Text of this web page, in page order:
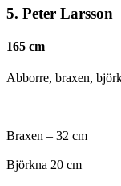
5. Peter Larsson
165 cm
Abborre, braxen,
Braxen – 32 cm
Björkna 20 cm